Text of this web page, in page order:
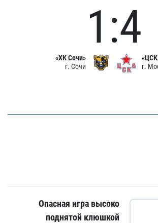
«ХК Сочи»
г. Сочи
1:4
г.
Опасная игра высоко
поднятой клюшкой